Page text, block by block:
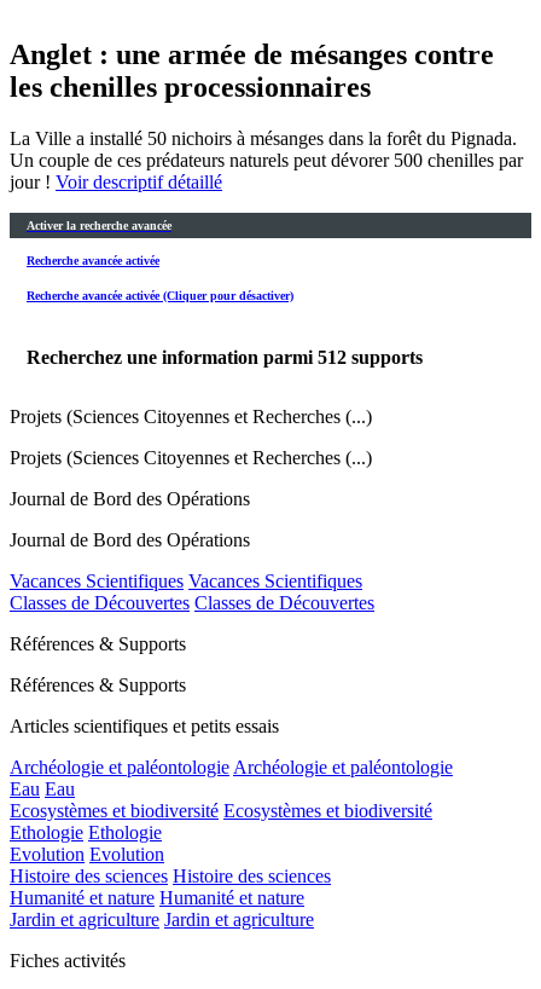
Anglet : une armée de mésanges contre
les chenilles processionnaires
La Ville a installé 50 nichoirs à mésanges dans la forêt du Pignada.
Un couple de ces prédateurs naturels peut dévorer 500 chenilles par
jour ! Voir descriptif détaillé
Activer la recherche avancée
Recherche avancée activée
Recherche avancée activée (Cliquer pour désactiver)
Recherchez une information parmi 512 supports
Projets (Sciences Citoyennes et Recherches (...)
Projets (Sciences Citoyennes et Recherches (...)
Journal de Bord des Opérations
Journal de Bord des Opérations
Vacances Scientifiques Vacances Scientifiques
Classes de Découvertes Classes de Découvertes
Références & Supports
Références & Supports
Articles scientifiques et petits essais
Archéologie et paléontologie Archéologie et paléontologie
Eau Eau
Ecosystèmes et biodiversité Ecosystèmes et biodiversité
Ethologie Ethologie
Evolution Evolution
Histoire des sciences Histoire des sciences
Humanité et nature Humanité et nature
Jardin et agriculture Jardin et agriculture
Fiches activités